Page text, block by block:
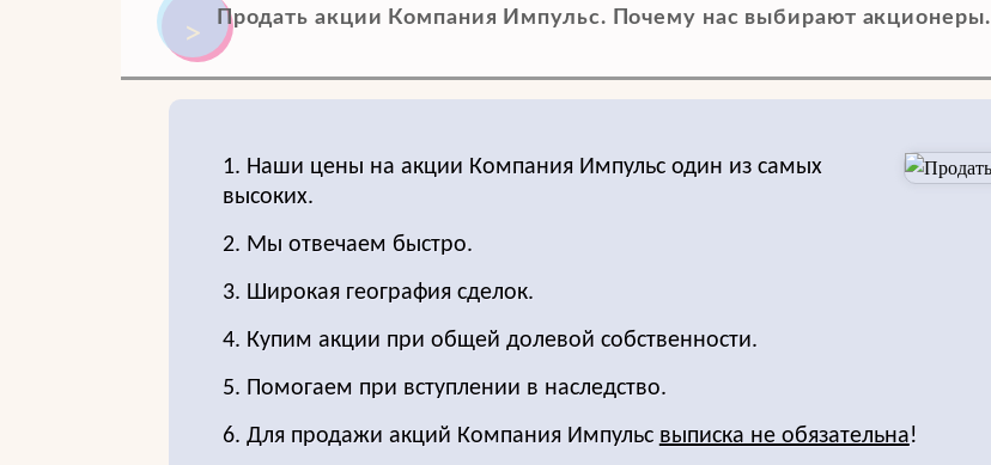
Продать акции Компания Импульс. Почему нас выбирают акционеры.
1. Наши цены на акции Компания Импульс один из самых
высоких.
2. Мы отвечаем быстро.
3. Широкая география сделок.
4. Купим акции при общей долевой собственности.
5. Помогаем при вступлении в наследство.
6. Для продажи акций Компания Импульс выписка не обязательна!